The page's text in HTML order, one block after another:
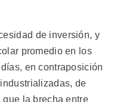
de inversión, y
promedio en los
en contraposición
de
la brecha entre